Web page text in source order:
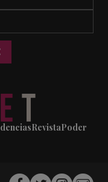
RevistaPoder